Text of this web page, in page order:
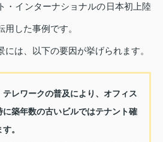
・インターナショナルの日本初上陸
した事例です。
には、以下の要因が挙げられます。
テレワークの普及により、オフィス
築年数の古いビルではテナント確
。